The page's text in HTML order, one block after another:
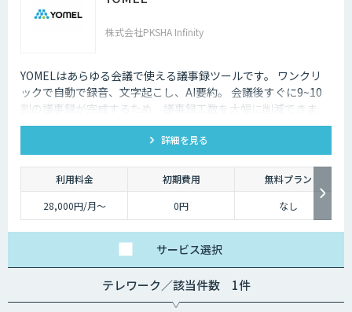
株式会社PKSHA Infinity
YOMELはあらゆる会議で使える議事録ツールです。 ワンクリ
ックで自動で録音、文字起こし、AI要約。 会議後すぐに9~10
割の議事録が完成するため、議事録工数を大幅に削減できま
す。
詳細を見る
利用料金 初期費用
無料プラン
28,000円/月〜
0円 なし
サービス選択
テレワーク／該当件数 1件